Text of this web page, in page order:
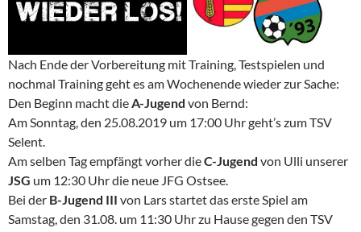
Nach Ende der Vorbereitung mit Training, Testspielen und
nochmal Training geht es am Wochenende wieder zur Sache:
Den Beginn macht die A-Jugend von Bernd:
Am Sonntag, den 25.08.2019 um 17:00 Uhr geht’s zum TSV
Selent.
Am selben Tag empfängt vorher dieC-Jugend von Ulli unserer
JSG um 12:30 Uhr die neue JFG Ostsee.
Bei der B-Jugend III von Lars startet das erste Spiel am
Samstag, den 31 .08. um 11:30 Uhr zu Hause gegen den TSV